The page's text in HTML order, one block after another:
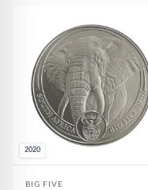
2020
BIG FIVE